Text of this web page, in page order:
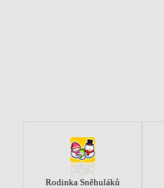
Rodinka Sněhuláků